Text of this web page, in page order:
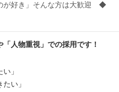
が好き」そんな方は大歓迎 ◆
人物重視」での採用です！
」
い」